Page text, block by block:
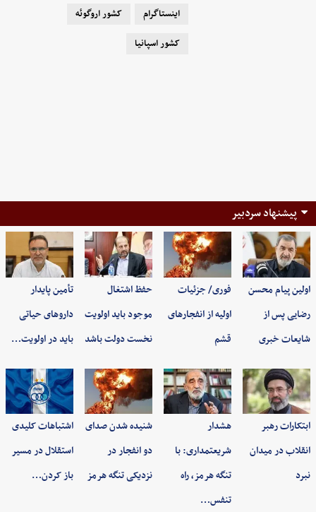
اینستاگرام
کشور اروگوئه
کشور اسپانیا
پیشنهاد سردبیر
اولین پیام محسن
رضایی پس از
شایعات خبری
فوری/ جزئیات
اولیه از انفجارهای
قشم
حفظ اشتغال
موجود باید اولویت
نخست دولت باشد
تأمین پایدار
داروهای حیاتی
باید در اولویت…
ابتکارات رهبر
انقلاب در میدان
نبرد
هشدار
شریعتمداری: با
تنگه هرمز، راه
تنفس…
شنیده شدن صدای
دو انفجار در
نزدیکی تنگه هرمز
اشتباهات کلیدی
استقلال در مسیر
باز کردن…